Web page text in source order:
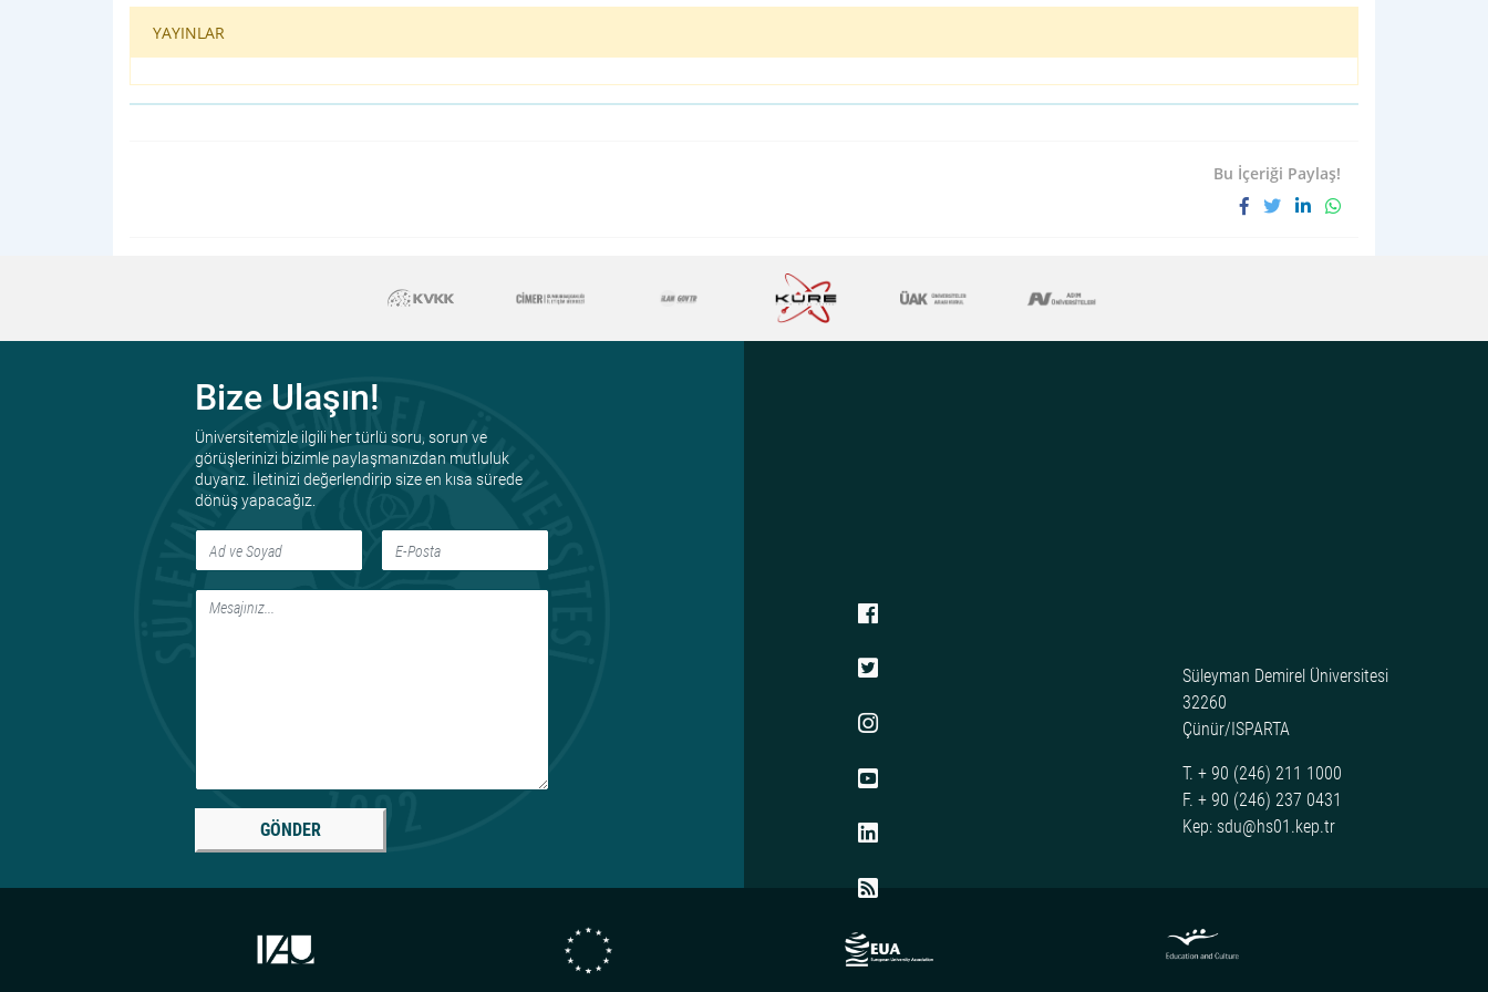
YAYINLAR
Bu İçeriği Paylaş!
Bize Ulaşın!
Üniversitemizle ilgili her türlü soru, sorun ve
görüşlerinizi bizimle paylaşmanızdan mutluluk
duyarız. İletinizi değerlendirip size en kısa sürede
dönüş yapacağız.
GÖNDER
Süleyman Demirel Üniversitesi
32260
Çünür/ISPARTA
T. + 90 (246) 211 1000
F. + 90 (246) 237 0431
Kep: sdu@hs01.kep.tr